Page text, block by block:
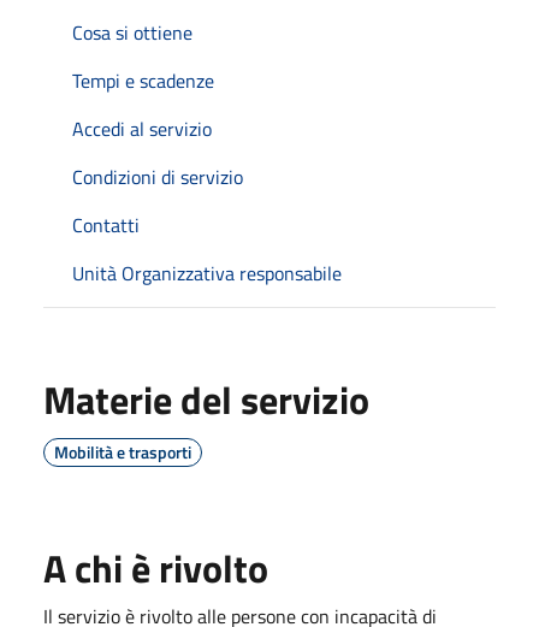
Cosa si ottiene
Tempi e scadenze
Accedi al servizio
Condizioni di servizio
Contatti
Unità Organizzativa responsabile
Materie del servizio
Mobilità e trasporti
A chi è rivolto
Il servizio è rivolto alle persone con incapacità di